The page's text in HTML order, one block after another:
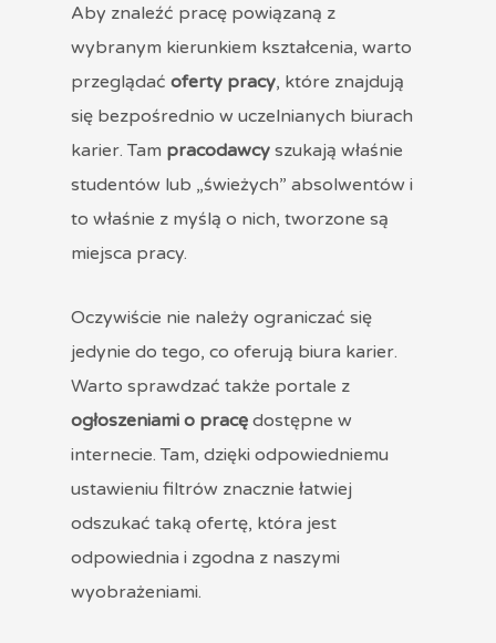
Aby znaleźć pracę powiązaną z
wybranym kierunkiem kształcenia, warto
przeglądać oferty pracy, które znajdują
się bezpośrednio w uczelnianych biurach
karier. Tam pracodawcy szukają właśnie
studentów lub „świeżych” absolwentów i
to właśnie z myślą o nich, tworzone są
miejsca pracy.
Oczywiście nie należy ograniczać się
jedynie do tego, co oferują biura karier.
Warto sprawdzać także portale z
ogłoszeniami o pracę dostępne w
internecie. Tam, dzięki odpowiedniemu
ustawieniu filtrów znacznie łatwiej
odszukać taką ofertę, która jest
odpowiednia i zgodna z naszymi
wyobrażeniami.